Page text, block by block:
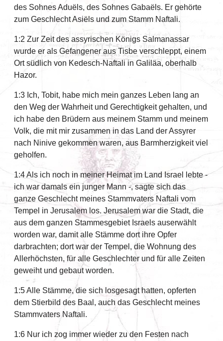
des Sohnes Aduëls, des Sohnes Gabaëls. Er gehörte
zum Geschlecht Asiëls und zum Stamm Naftali.
1:2 Zur Zeit des assyrischen Königs Salmanassar
wurde er als Gefangener aus Tisbe verschleppt, einem
Ort südlich von Kedesch-Naftali in Galiläa, oberhalb
Hazor.
1:3 Ich, Tobit, habe mich mein ganzes Leben lang an
den Weg der Wahrheit und Gerechtigkeit gehalten, und
ich habe den Brüdern aus meinem Stamm und meinem
Volk, die mit mir zusammen in das Land der Assyrer
nach Ninive gekommen waren, aus Barmherzigkeit viel
geholfen.
1:4 Als ich noch in meiner Heimat im Land Israel lebte -
ich war damals ein junger Mann -, sagte sich das
ganze Geschlecht meines Stammvaters Naftali vom
Tempel in Jerusalem los. Jerusalem war die Stadt, die
aus dem ganzen Stammesgebiet Israels auserwählt
worden war, damit alle Stämme dort ihre Opfer
darbrachten; dort war der Tempel, die Wohnung des
Allerhöchsten, für alle Geschlechter und für alle Zeiten
geweiht und gebaut worden.
1:5 Alle Stämme, die sich losgesagt hatten, opferten
dem Stierbild des Baal, auch das Geschlecht meines
Stammvaters Naftali.
1:6 Nur ich zog immer wieder zu den Festen nach